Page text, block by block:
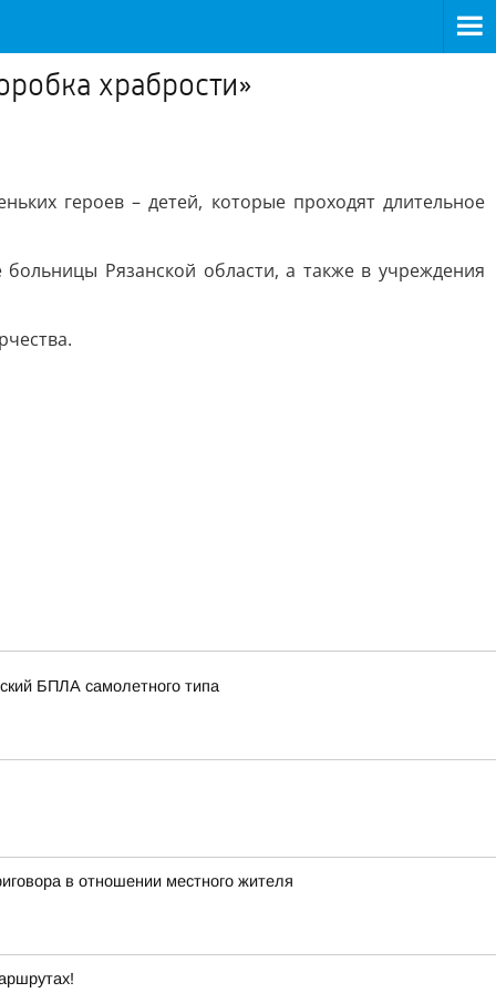
храбрости»
героев – детей, которые проходят длительное
Рязанской области, а также в учреждения
БПЛА самолетного типа
в отношении местного жителя